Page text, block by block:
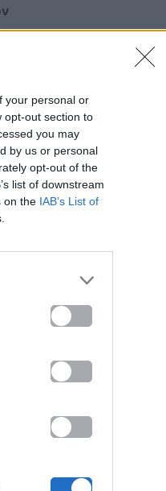
your personal or
opt-out section to
you may
by us or personal
opt-out of the
list of downstream
on the IAB’s List of